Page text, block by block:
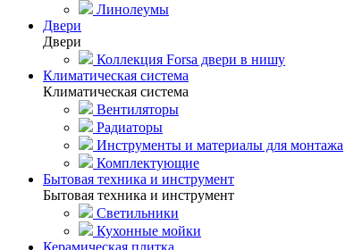
Линолеумы
Двери
Двери
Коллекция Forsa двери в нишу
Климатическая система
Климатическая система
Вентиляторы
Радиаторы
Инструменты и материалы для монтажа
Комплектующие
Бытовая техника и инструмент
Бытовая техника и инструмент
Светильники
Кухонные мойки
Керамическая плитка